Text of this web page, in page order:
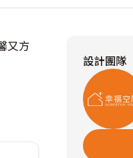
又方
設計團隊